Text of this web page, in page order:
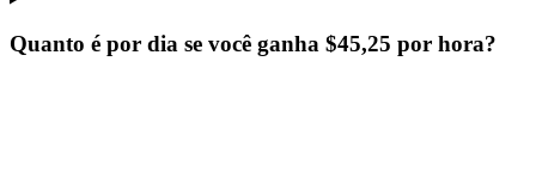
Quanto é por dia se você ganha $45,25 por hora?